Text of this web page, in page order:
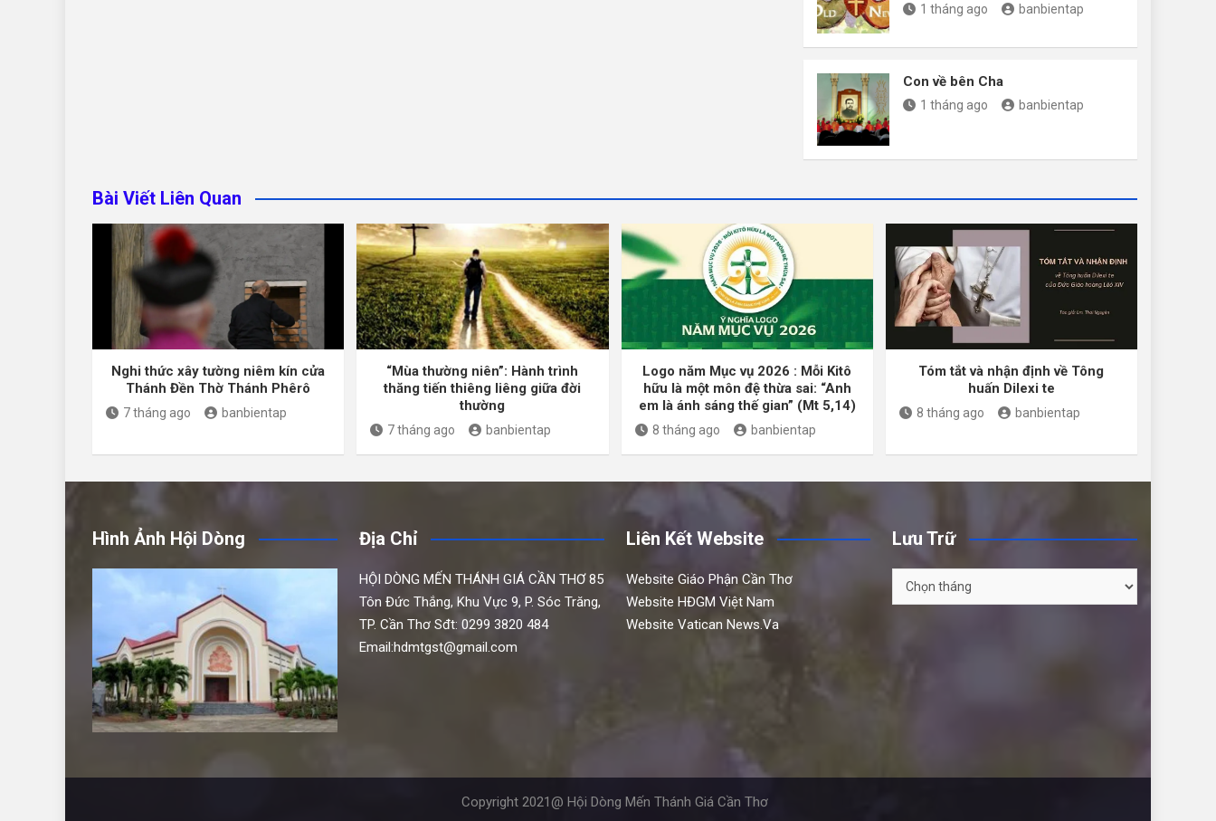
1 tháng ago banbientap
Con về bên Cha
1 tháng ago banbientap
Bài Viết Liên Quan
Nghi thức xây tường niêm kín cửa
Thánh Đền Thờ Thánh Phêrô
7 tháng ago banbientap
“Mùa thường niên”: Hành trình
thăng tiến thiêng liêng giữa đời
thường
7 tháng ago banbientap
Logo năm Mục vụ 2026 : Mỗi Kitô
hữu là một môn đệ thừa sai: “Anh
em là ánh sáng thế gian” (Mt 5,14)
8 tháng ago banbientap
Tóm tắt và nhận định về Tông
huấn Dilexi te
8 tháng ago banbientap
Hình Ảnh Hội Dòng Địa Chỉ
HỘI DÒNG MẾN THÁNH GIÁ CẦN THƠ 85
Tôn Đức Thắng, Khu Vực 9, P. Sóc Trăng,
TP. Cần Thơ Sđt: 0299 3820 484
Email:hdmtgst@gmail.com
Liên Kết Website
Website Giáo Phận Cần Thơ
Website HĐGM Việt Nam
Website Vatican News.Va
Lưu Trữ
Lưu
Trữ
Copyright 2021@ Hội Dòng Mến Thánh Giá Cần Thơ